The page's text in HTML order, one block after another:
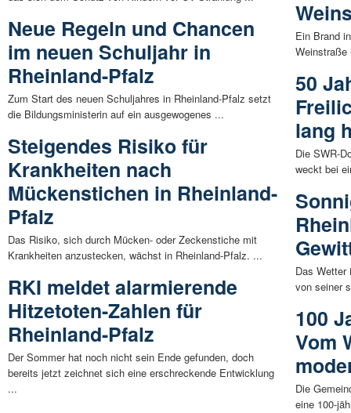
Neue Regeln und Chancen
im neuen Schuljahr in
Rheinland-Pfalz
Zum Start des neuen Schuljahres in Rheinland-Pfalz setzt
die Bildungsministerin auf ein ausgewogenes ...
Steigendes Risiko für
Krankheiten nach
Mückenstichen in Rheinland-
Pfalz
Das Risiko, sich durch Mücken- oder Zeckenstiche mit
Krankheiten anzustecken, wächst in Rheinland-Pfalz. ...
RKI meldet alarmierende
Hitzetoten-Zahlen für
Rheinland-Pfalz
Der Sommer hat noch nicht sein Ende gefunden, doch
bereits jetzt zeichnet sich eine erschreckende Entwicklung
...
Ein Brand
50
lang
Die SWR-
weckt bei
Das Wetter
von seiner
100
Vom
Die
eine 100-